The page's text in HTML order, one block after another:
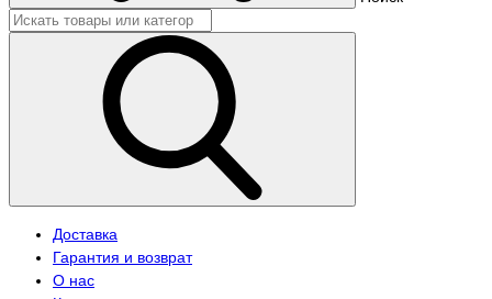
Доставка
Гарантия и возврат
О нас